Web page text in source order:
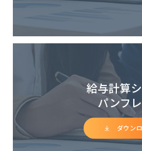
給与計算
パンフ
ダウン